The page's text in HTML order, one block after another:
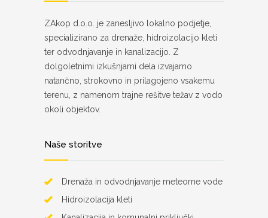
ZAkop d.o.o. je zanesljivo lokalno podjetje,
specializirano za drenaže, hidroizolacijo kleti
ter odvodnjavanje in kanalizacijo. Z
dolgoletnimi izkušnjami dela izvajamo
natančno, strokovno in prilagojeno vsakemu
terenu, z namenom trajne rešitve težav z vodo
okoli objektov.
Naše storitve
Drenaža in odvodnjavanje meteorne vode
Hidroizolacija kleti